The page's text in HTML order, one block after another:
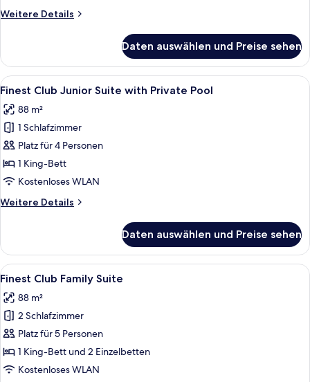
Or
anzeigen
Weitere Details
Weitere
Club
Junior
Suite
Or
Pool
Daten auswählen und Preise sehen
Alle
Fotos
für
Finest
Club
Junior
Suite
Private
Ein moderner Poolbereich im Freien
7
Finest Club Junior Suite with Private Pool
88 m²
1 Schlafzimmer
Platz für 4 Personen
1 King-Bett
Kostenloses WLAN
Weitere Details
Weitere
Club
Junior
Suite
Private
Pool
Daten auswählen und Preise sehen
Alle
Fotos
für
Finest
Club
Family
Suite
Zwei Betten mit geometrischen
8
Finest Club Family Suite
88 m²
2 Schlafzimmer
Platz für 5 Personen
1 King-Bett und 2 Einzelbetten
Kostenloses WLAN